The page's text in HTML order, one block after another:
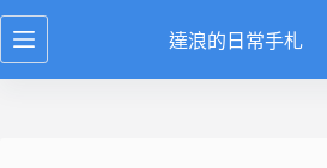
跳
至
達浪的日常手札